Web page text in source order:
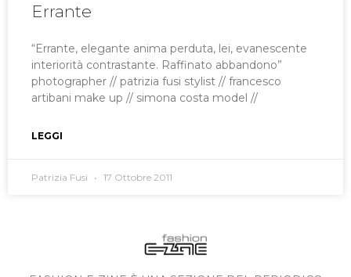
Errante
“Errante, elegante anima perduta, lei, evanescente
interiorità contrastante. Raffinato abbandono”
photographer // patrizia fusi stylist // francesco
artibani make up // simona costa model //
LEGGI
Patrizia Fusi 17 Ottobre 2011